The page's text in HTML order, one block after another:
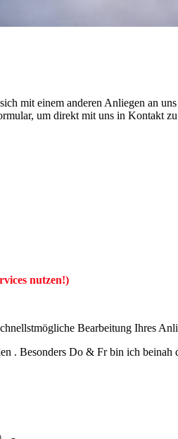
mit einem anderen Anliegen an
um direkt mit uns in Kontakt
nutzen!)
Bearbeitung Ihres
. Besonders Do & Fr bin ich beinah